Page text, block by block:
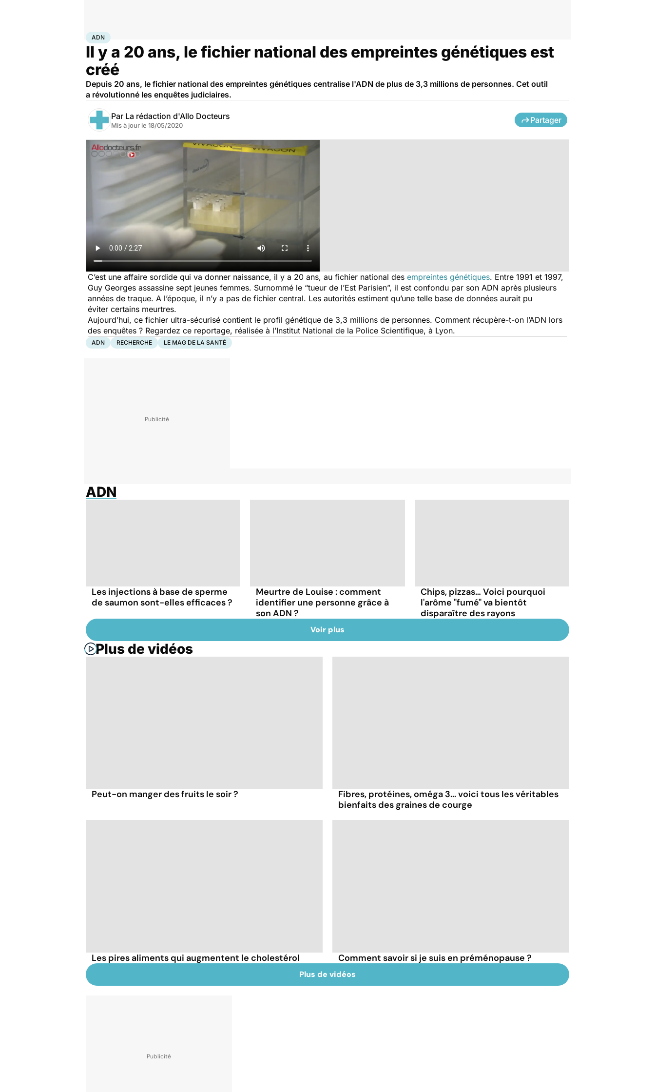
Accueil Santé
ADN
Il y a 20 ans, le fichier national des empreintes génétiques est
créé
Depuis 20 ans, le fichier national des empreintes génétiques centralise l'ADN de plus de 3,3 millions de personnes. Cet outil
a révolutionné les enquêtes judiciaires.
Par La rédaction d'Allo Docteurs
Mis à jour le 18/05/2020
Partager
C’est une affaire sordide qui va donner naissance, il y a 20 ans, au fichier national des empreintes génétiques. Entre 1991 et 1997,
Guy Georges assassine sept jeunes femmes. Surnommé le “tueur de l’Est Parisien”, il est confondu par son ADN après plusieurs
années de traque. A l’époque, il n’y a pas de fichier central. Les autorités estiment qu’une telle base de données aurait pu
éviter certains meurtres.
Aujourd’hui, ce fichier ultra-sécurisé contient le profil génétique de 3,3 millions de personnes. Comment récupère-t-on l’ADN lors
des enquêtes ? Regardez ce reportage, réalisée à l’Institut National de la Police Scientifique, à Lyon.
ADN RECHERCHE LE MAG DE LA SANTÉ
ADN
Les injections à base de sperme
de saumon sont-elles efficaces ?
Meurtre de Louise : comment
identifier une personne grâce à
son ADN ?
Chips, pizzas… Voici pourquoi
l'arôme "fumé" va bientôt
disparaître des rayons
Voir plus
Plus de vidéos
Peut-on manger des fruits le soir ?
Fibres, protéines, oméga 3... voici tous les véritables
bienfaits des graines de courge
Les pires aliments qui augmentent le cholestérol Comment savoir si je suis en préménopause ?
Plus de vidéos